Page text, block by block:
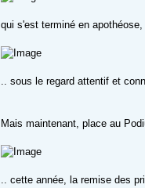
qui s'est terminé en
.. sous le regard attentif et
Mais maintenant, place au
.. cette année, la remise des